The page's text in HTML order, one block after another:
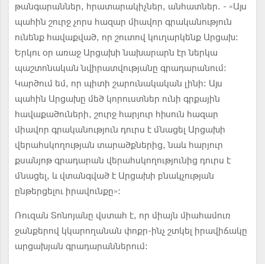
թանգարաններ, հրատարակիչներ, անհատներ. - «Այս
պահին շուրջ չորս հազար միավոր գրականություն
ունենք հավաքված, որ շուտով կուղարկենք Արցախ։
Երկու օր առաջ Արցախի նախարարն էր ներկա
պաշտոնական նվիրատվությանը գրադարանում։
Կարծում եմ, որ պիտի շարունակական լինի։ Այս
պահին Արցախը մեծ կորուստներ ունի գրքային
հավաքածուների, շուրջ հարյուր հիսուն հազար
միավոր գրականություն դուրս է մնացել Արցախի
վերահսկողության տարածքներից, նաև հարյուր
քսանյոթ գրադարան վերահսկողությունից դուրս է
մնացել, և վտանգված է Արցախի բնակչության
ընթերցելու իրավունքը»։
Ռուզան Տոնոյանը վստահ է, որ միայն միահամուռ
ջանքերով կկարողանան փոքր-ինչ շտկել իրավիճակը
արցախյան գրադարաններում: